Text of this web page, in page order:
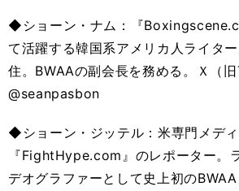
◆ショーン・ナム：『
て活躍する韓国系アメリカ人ライタ
住。BWAAの副会長を務める。Ｘ（
@seanpasbon
◆ショーン・ジッテル：米専門メデ
『FightHype.com』のレポーター。
デオグラファーとして史上初の